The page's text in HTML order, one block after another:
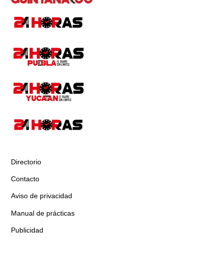
Directorio
Contacto
Aviso de privacidad
Manual de prácticas
Publicidad